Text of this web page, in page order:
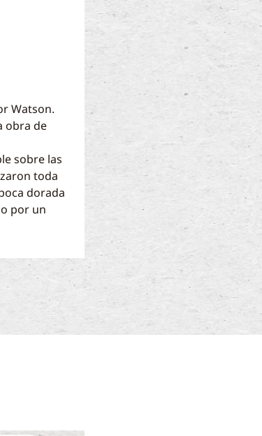
Watson.
obra de
sobre las
toda
dorada
por un